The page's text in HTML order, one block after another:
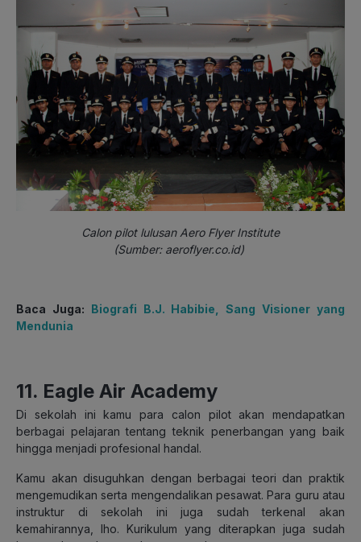
Calon pilot lulusan Aero Flyer Institute
(Sumber: aeroflyer.co.id)
Baca Juga: Biografi B.J. Habibie, Sang Visioner yang
Mendunia
11. Eagle Air Academy
Di sekolah ini kamu para calon pilot akan mendapatkan
berbagai pelajaran tentang teknik penerbangan yang baik
hingga menjadi profesional handal.
Kamu akan disuguhkan dengan berbagai teori dan praktik
mengemudikan serta mengendalikan pesawat. Para guru atau
instruktur di sekolah ini juga sudah terkenal akan
kemahirannya, lho. Kurikulum yang diterapkan juga sudah